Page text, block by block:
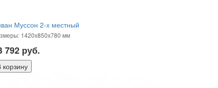
Муссон 2-х местный
1420х850х780 мм
792 руб.